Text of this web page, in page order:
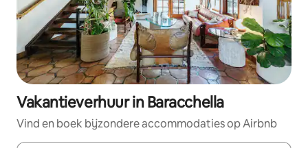
Vakantieverhuur in Baracchella
Vind en boek bijzondere accommodaties op Airbnb